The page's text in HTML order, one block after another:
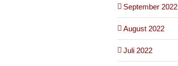
September 2022
August 2022
Juli 2022